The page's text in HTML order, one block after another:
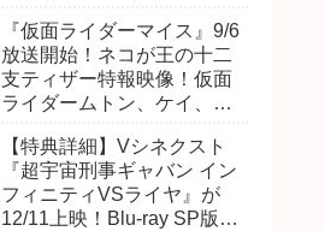
尾達臣のキャストが発表！
トリガーのアキト金子隼也
さんも変身！
『仮面ライダーマイス』9/6
放送開始！ネコが王の十二
支ティザー特報映像！仮面
ライダームトン、ケイ、ヴ
開！ライダーは子丑寅卯辰
巳午未申酉戌亥猫猫の14
人⁉
【特典詳細】Vシネクスト
『超宇宙刑事ギャバン イン
フィニティVSライヤ』が
12/11上映！Blu-ray SP版は